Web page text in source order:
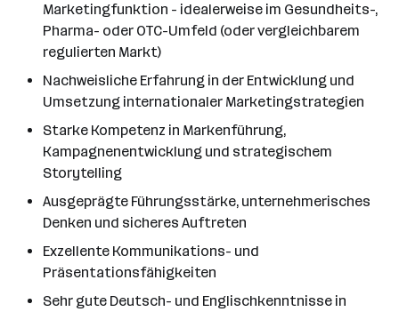
Marketingfunktion - idealerweise im Gesundheits-,
Pharma- oder OTC-Umfeld (oder vergleichbarem
regulierten Markt)
Nachweisliche Erfahrung in der Entwicklung und
Umsetzung internationaler Marketingstrategien
Starke Kompetenz in Markenführung,
Kampagnenentwicklung und strategischem
Storytelling
Ausgeprägte Führungsstärke, unternehmerisches
Denken und sicheres Auftreten
Exzellente Kommunikations- und
Präsentationsfähigkeiten
Sehr gute Deutsch- und Englischkenntnisse in